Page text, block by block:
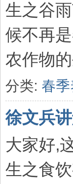
生之谷
候不再
农作物
分类: 春季
徐文兵
大家好,
生之食